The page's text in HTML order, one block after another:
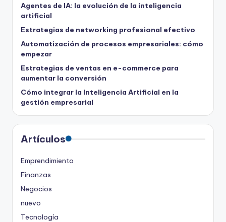
Agentes de IA: la evolución de la inteligencia
artificial
Estrategias de networking profesional efectivo
Automatización de procesos empresariales: cómo
empezar
Estrategias de ventas en e-commerce para
aumentar la conversión
Cómo integrar la Inteligencia Artificial en la
gestión empresarial
Artículos
Emprendimiento
Finanzas
Negocios
nuevo
Tecnología